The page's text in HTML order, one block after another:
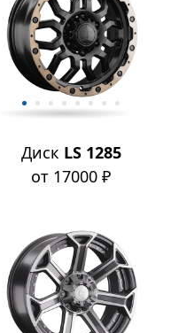
Диск LS 1285
от 17000 ₽